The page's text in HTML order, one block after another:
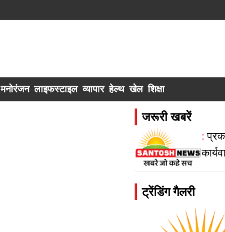
मनोरंजन लाइफस्टाइल व्यापार हेल्थ खेल शिक्षा
जरूरी खबरें
:
ट्रेंडिंग गैलरी